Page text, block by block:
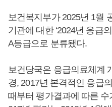
보건복지부가 2025년 1월
기관에 대한 ‘2024년 응급
A등급으로 분류됐다.
보건당국은 응급의료체계
경, 2017년 본격적인 응급
때부터 평가결과에 따른